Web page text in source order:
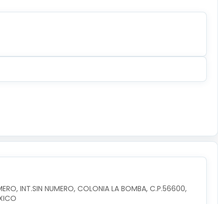
INT.SIN NUMERO, COLONIA LA BOMBA, C.P.56600,